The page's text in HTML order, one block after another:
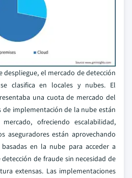
despliegue, el mercado de detección
clasifica en locales y nubes. El
una cuota de mercado del
de implementación de la nube están
ofreciendo escalabilidad,
aseguradores están aprovechando
en la nube para acceder a
detección de fraude sin necesidad de
extensas. Las implementaciones